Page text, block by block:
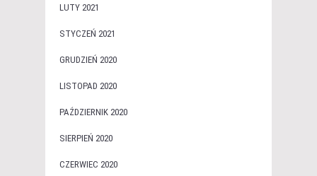
LUTY 2021
STYCZEŃ 2021
GRUDZIEŃ 2020
LISTOPAD 2020
PAŹDZIERNIK 2020
SIERPIEŃ 2020
CZERWIEC 2020